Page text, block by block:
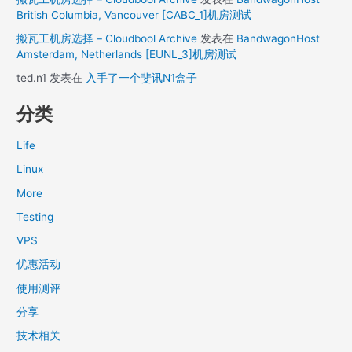
British Columbia, Vancouver [CABC_1]机房测试
搬瓦工机房选择 – Cloudbool Archive 发表在 BandwagonHost
Amsterdam, Netherlands [EUNL_3]机房测试
ted.n1 发表在 入手了一个斐讯N1盒子
分类
Life
Linux
More
Testing
VPS
优惠活动
使用测评
分享
技术相关